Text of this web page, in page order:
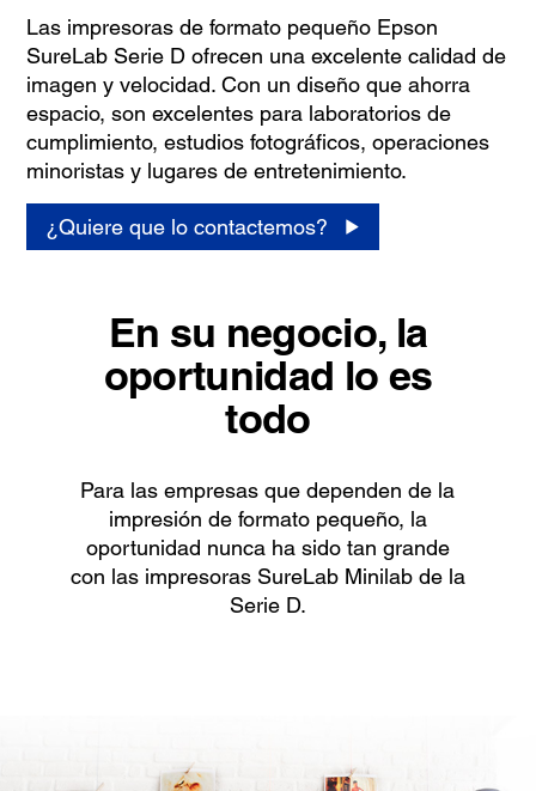
Las impresoras de formato pequeño Epson
SureLab Serie D ofrecen una excelente calidad de
imagen y velocidad. Con un diseño que ahorra
espacio, son excelentes para laboratorios de
cumplimiento, estudios fotográficos, operaciones
minoristas y lugares de entretenimiento.
¿Quiere que lo contactemos?
En su negocio, la
oportunidad lo es
todo
Para las empresas que dependen de la
impresión de formato pequeño, la
oportunidad nunca ha sido tan grande
con las impresoras SureLab Minilab de la
Serie D.